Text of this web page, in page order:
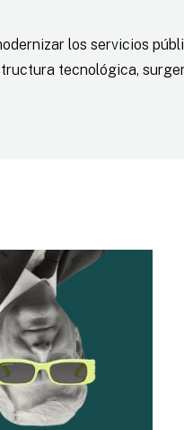
los servicios
tecnológica,